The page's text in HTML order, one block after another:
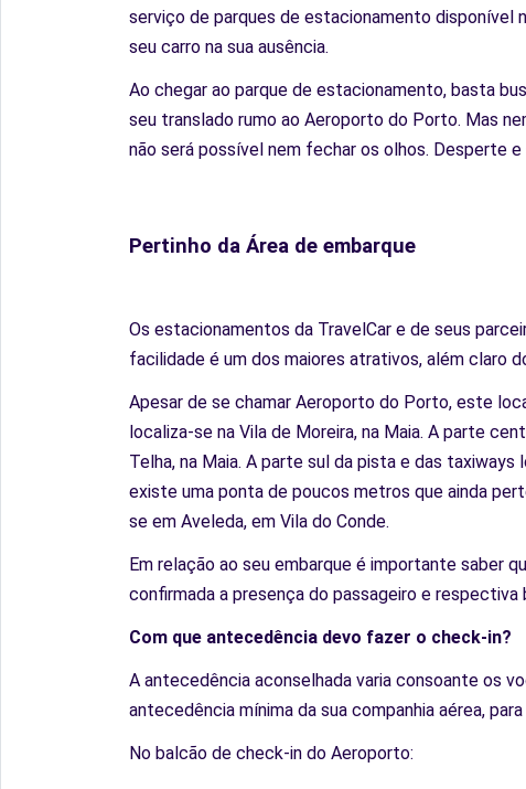
serviço de parques de estacionamento disponível
seu carro na sua ausência.
Ao chegar ao parque de estacionamento, basta
seu translado rumo ao Aeroporto do Porto. Mas
não será possível nem fechar os olhos. Desperte e
Pertinho da Área de embarque
Os estacionamentos da TravelCar e de seus
facilidade é um dos maiores atrativos, além claro
Apesar de se chamar Aeroporto do Porto, este
localiza-se na Vila de Moreira, na Maia. A parte
Telha, na Maia. A parte sul da pista e das
existe uma ponta de poucos metros que ainda
se em Aveleda, em Vila do Conde.
Em relação ao seu embarque é importante saber
confirmada a presença do passageiro e
Com que antecedência devo fazer o check-in?
A antecedência aconselhada varia consoante os
antecedência mínima da sua companhia aérea,
No balcão de check-in do Aeroporto: